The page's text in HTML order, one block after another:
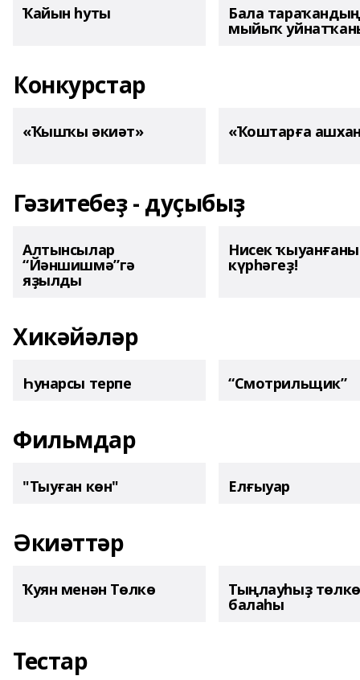
Ҡайын һуты Бала тараҡандың
мыйыҡ
Конкурстар
«Ҡышҡы әкиәт» «Ҡоштарға
Гәзитебеҙ - дуҫыбыҙ
Алтынсылар
“Йәншишмә”гә
яҙылды
Нисек
күрһәгеҙ!
Хикәйәләр
Һунарсы терпе “Смотрильщик”
Фильмдар
"Тыуған көн" Елғыуар
Әкиәттәр
Ҡуян менән Төлкө Тыңлауһыҙ төлкө
балаһы
Тестар